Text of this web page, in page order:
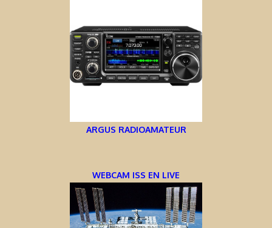
ARGUS RADIOAMATEUR
WEBCAM ISS EN LIVE